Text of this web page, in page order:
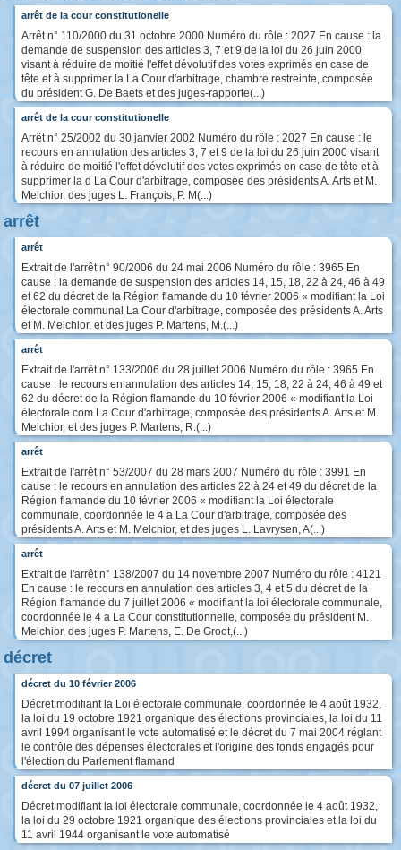
arrêt de la cour constitutionelle
Arrêt n° 110/2000 du 31 octobre 2000 Numéro du rôle : 2027 En cause : la
demande de suspension des articles 3, 7 et 9 de la loi du 26 juin 2000
visant à réduire de moitié l'effet dévolutif des votes exprimés en case de
tête et à supprimer la La Cour d'arbitrage, chambre restreinte, composée
du président G. De Baets et des juges-rapporte(...)
arrêt de la cour constitutionelle
Arrêt n° 25/2002 du 30 janvier 2002 Numéro du rôle : 2027 En cause : le
recours en annulation des articles 3, 7 et 9 de la loi du 26 juin 2000 visant
à réduire de moitié l'effet dévolutif des votes exprimés en case de tête et à
supprimer la d La Cour d'arbitrage, composée des présidents A. Arts et M.
Melchior, des juges L. François, P. M(...)
arrêt
arrêt
Extrait de l'arrêt n° 90/2006 du 24 mai 2006 Numéro du rôle : 3965 En
cause : la demande de suspension des articles 14, 15, 18, 22 à 24, 46 à 49
et 62 du décret de la Région flamande du 10 février 2006 « modifiant la Loi
électorale communal La Cour d'arbitrage, composée des présidents A. Arts
et M. Melchior, et des juges P. Martens, M.(...)
arrêt
Extrait de l'arrêt n° 133/2006 du 28 juillet 2006 Numéro du rôle : 3965 En
cause : le recours en annulation des articles 14, 15, 18, 22 à 24, 46 à 49 et
62 du décret de la Région flamande du 10 février 2006 « modifiant la Loi
électorale com La Cour d'arbitrage, composée des présidents A. Arts et M.
Melchior, et des juges P. Martens, R.(...)
arrêt
Extrait de l'arrêt n° 53/2007 du 28 mars 2007 Numéro du rôle : 3991 En
cause : le recours en annulation des articles 22 à 24 et 49 du décret de la
Région flamande du 10 février 2006 « modifiant la Loi électorale
communale, coordonnée le 4 a La Cour d'arbitrage, composée des
présidents A. Arts et M. Melchior, et des juges L. Lavrysen, A(...)
arrêt
Extrait de l'arrêt n° 138/2007 du 14 novembre 2007 Numéro du rôle : 4121
En cause : le recours en annulation des articles 3, 4 et 5 du décret de la
Région flamande du 7 juillet 2006 « modifiant la loi électorale communale,
coordonnée le 4 a La Cour constitutionnelle, composée du président M.
Melchior, des juges P. Martens, E. De Groot,(...)
décret
décret du 10 février 2006
Décret modifiant la Loi électorale communale, coordonnée le 4 août 1932,
la loi du 19 octobre 1921 organique des élections provinciales, la loi du 11
avril 1994 organisant le vote automatisé et le décret du 7 mai 2004 réglant
le contrôle des dépenses électorales et l'origine des fonds engagés pour
l'élection du Parlement flamand
décret du 07 juillet 2006
Décret modifiant la loi électorale communale, coordonnée le 4 août 1932,
la loi du 29 octobre 1921 organique des élections provinciales et la loi du
11 avril 1944 organisant le vote automatisé